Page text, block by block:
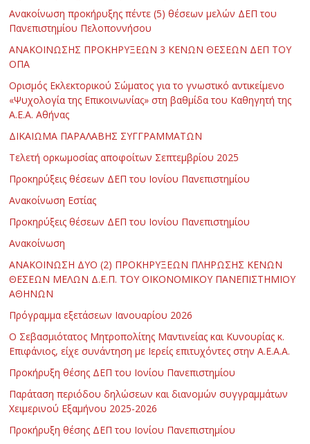
Ανακοίνωση προκήρυξης πέντε (5) θέσεων μελών ΔΕΠ του
Πανεπιστημίου Πελοποννήσου
ΑΝΑΚΟΙΝΩΣΗΣ ΠΡΟΚΗΡΥΞΕΩΝ 3 ΚΕΝΩΝ ΘΕΣΕΩΝ ΔΕΠ ΤΟΥ
ΟΠΑ
Ορισμός Εκλεκτορικού Σώματος για το γνωστικό αντικείμενο
«Ψυχολογία της Επικοινωνίας» στη βαθμίδα του Καθηγητή της
Α.Ε.Α. Αθήνας
ΔΙΚΑΙΩΜΑ ΠΑΡΑΛΑΒΗΣ ΣΥΓΓΡΑΜΜΑΤΩΝ
Τελετή ορκωμοσίας αποφοίτων Σεπτεμβρίου 2025
Προκηρύξεις θέσεων ΔΕΠ του Ιονίου Πανεπιστημίου
Ανακοίνωση Εστίας
Προκηρύξεις θέσεων ΔΕΠ του Ιονίου Πανεπιστημίου
Ανακοίνωση
ΑΝΑΚΟΙΝΩΣΗ ΔΥΟ (2) ΠΡΟΚΗΡΥΞΕΩΝ ΠΛΗΡΩΣΗΣ ΚΕΝΩΝ
ΘΕΣΕΩΝ ΜΕΛΩΝ Δ.Ε.Π. ΤΟΥ ΟΙΚΟΝΟΜΙΚΟΥ ΠΑΝΕΠΙΣΤΗΜΙΟΥ
ΑΘΗΝΩΝ
Πρόγραμμα εξετάσεων Ιανουαρίου 2026
Ο Σεβασμιότατος Μητροπολίτης Μαντινείας και Κυνουρίας κ.
Επιφάνιος, είχε συνάντηση με Ιερείς επιτυχόντες στην Α.Ε.Α.Α.
Προκήρυξη θέσης ΔΕΠ του Ιονίου Πανεπιστημίου
Παράταση περιόδου δηλώσεων και διανομών συγγραμμάτων
Χειμερινού Εξαμήνου 2025-2026
Προκήρυξη θέσης ΔΕΠ του Ιονίου Πανεπιστημίου